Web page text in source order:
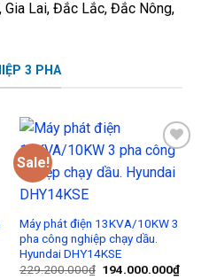
Gia Lai, Đắc Lắc, Đắc Nông,
3 PHA
Sale!
Add to
Wishlist
Máy phát điện 13KVA/10KW 3
pha công nghiệp chạy dầu.
Hyundai DHY14KSE
229.200.000₫ 194.000.000₫